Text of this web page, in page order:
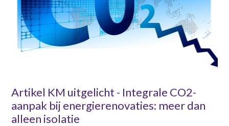
i
o
n
Artikel KM uitgelicht - Integrale CO2-
aanpak bij energierenovaties: meer dan
alleen isolatie
Boek Levensduurkosten –
Slim investeren, lang
profiteren
Bouwkostendeskundige 2024
november 2023
Vernieuwde boek